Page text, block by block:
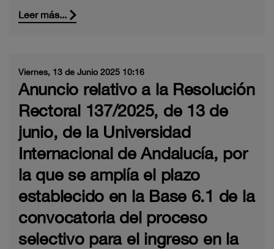
Leer más...
Viernes, 13 de Junio 2025 10:16
Anuncio relativo a la Resolución
Rectoral 137/2025, de 13 de
junio, de la Universidad
Internacional de Andalucía, por
la que se amplía el plazo
establecido en la Base 6.1 de la
convocatoria del proceso
selectivo para el ingreso en la